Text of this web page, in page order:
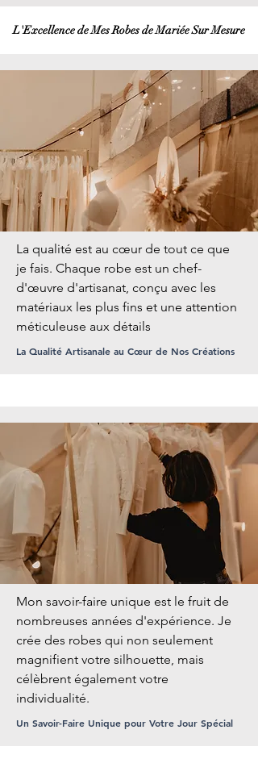
L'Excellence de Mes Robes de Mariée Sur Mesure
La qualité est au cœur de tout ce que
je fais. Chaque robe est un chef-
d'œuvre d'artisanat, conçu avec les
matériaux les plus fins et une attention
méticuleuse aux détails
La Qualité Artisanale au Cœur de Nos Créations
Mon savoir-faire unique est le fruit de
nombreuses années d'expérience. Je
crée des robes qui non seulement
magnifient votre silhouette, mais
célèbrent également votre
individualité.
Un Savoir-Faire Unique pour Votre Jour Spécial